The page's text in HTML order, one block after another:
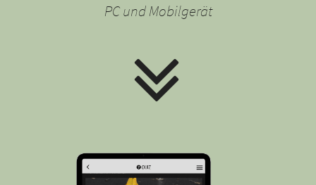
PC und Mobilgerät